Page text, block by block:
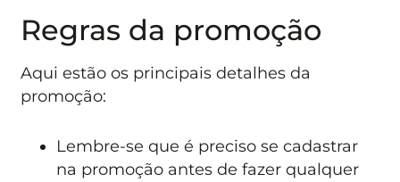
Regras da promoção
Aqui estão os principais detalhes da
promoção:
Lembre-se que é preciso se cadastrar
na promoção antes de fazer qualquer